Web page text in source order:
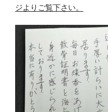
ジよりご覧下さい。